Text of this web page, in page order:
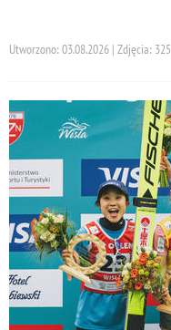
Utworzono: 03.08.2026 | Zdjęcia: 325